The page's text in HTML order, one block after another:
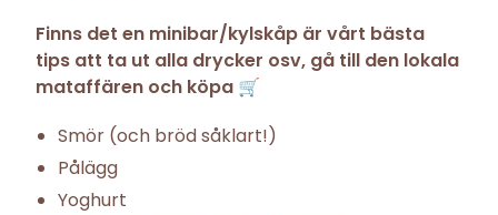
Finns det en minibar/kylskåp är vårt bästa
tips att ta ut alla drycker osv, gå till den lokala
mataffären och köpa 🛒
Smör (och bröd såklart!)
Pålägg
Yoghurt